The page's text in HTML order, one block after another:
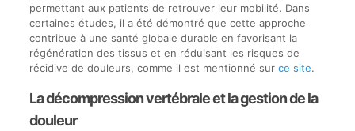
permettant aux patients de retrouver leur mobilité. Dans
certaines études, il a été démontré que cette approche
contribue à une santé globale durable en favorisant la
régénération des tissus et en réduisant les risques de
récidive de douleurs, comme il est mentionné sur ce site.
La décompression vertébrale et la gestion de la
douleur